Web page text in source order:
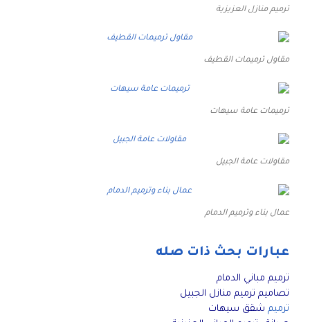
ترميم منازل العزيزية
مقاول ترميمات القطيف
ترميمات عامة سيهات
مقاولات عامة الجبيل
عمال بناء وترميم الدمام
عبارات بحث ذات صله
ترميم مباني الدمام
تصاميم ترميم منازل الجبيل
ترميم شقق سيهات